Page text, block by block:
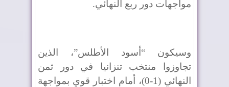
مواجهات دور ربع النهائي.
وسيكون “أسود الأطلس”، الذين
تجاوزوا منتخب تنزانيا في دور ثمن
النهائي (1-0)، أمام اختبار قوي بمواجهة